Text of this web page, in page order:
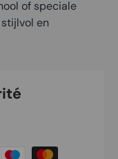
of speciale
en